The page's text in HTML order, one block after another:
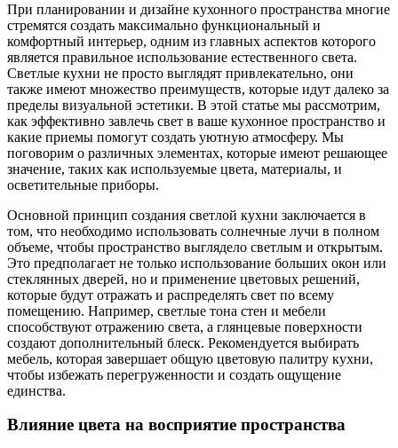
При планировании и дизайне кухонного пространства многие
стремятся создать максимально функциональный и
комфортный интерьер, одним из главных аспектов которого
является правильное использование естественного света.
Светлые кухни не просто выглядят привлекательно, они
также имеют множество преимуществ, которые идут далеко за
пределы визуальной эстетики. В этой статье мы рассмотрим,
как эффективно завлечь свет в ваше кухонное пространство и
какие приемы помогут создать уютную атмосферу. Мы
поговорим о различных элементах, которые имеют решающее
значение, таких как используемые цвета, материалы, и
осветительные приборы.
Основной принцип создания светлой кухни заключается в
том, что необходимо использовать солнечные лучи в полном
объеме, чтобы пространство выглядело светлым и открытым.
Это предполагает не только использование больших окон или
стеклянных дверей, но и применение цветовых решений,
которые будут отражать и распределять свет по всему
помещению. Например, светлые тона стен и мебели
способствуют отражению света, а глянцевые поверхности
создают дополнительный блеск. Рекомендуется выбирать
мебель, которая завершает общую цветовую палитру кухни,
чтобы избежать перегруженности и создать ощущение
единства.
Влияние цвета на восприятие пространства